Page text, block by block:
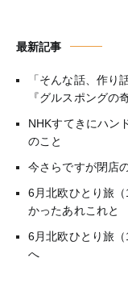
最新記事
「そんな話、作り
『グルスポングの
NHKすてきにハン
のこと
今さらですが閉店
6月北欧ひとり旅
かったあれこれと
6月北欧ひとり旅
へ